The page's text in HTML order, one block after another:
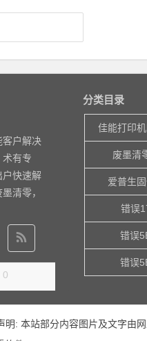
客户解决
术有专
户快速解
清零，
0
分类目录
佳能打印
废墨清
爱普生
错误
错误
错误
明: 本站部分内容图片及文字由